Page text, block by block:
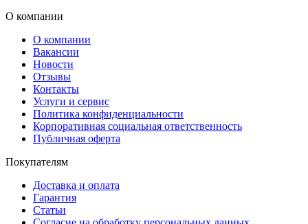
О компании
О компании
Вакансии
Новости
Отзывы
Контакты
Услуги и сервис
Политика конфиденциальности
Корпоративная социальная ответственность
Публичная оферта
Покупателям
Доставка и оплата
Гарантия
Статьи